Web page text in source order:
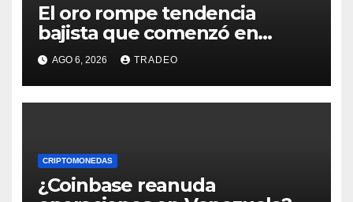
El oro rompe tendencia
bajista que comenzó en
enero de 2026, ¿qué sigue?
AGO 6, 2026 TRADEO
CRIPTOMONEDAS
¿Coinbase reanuda